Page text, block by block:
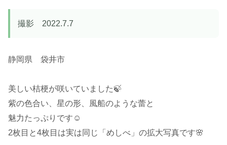
撮影 2022.7.7
静岡県 袋井市
美しい桔梗が咲いていました🍃
紫の色合い、星の形、風船のような蕾と
魅力たっぷりです☺️
2枚目と4枚目は実は同じ「めしべ」の拡大写真です🌸